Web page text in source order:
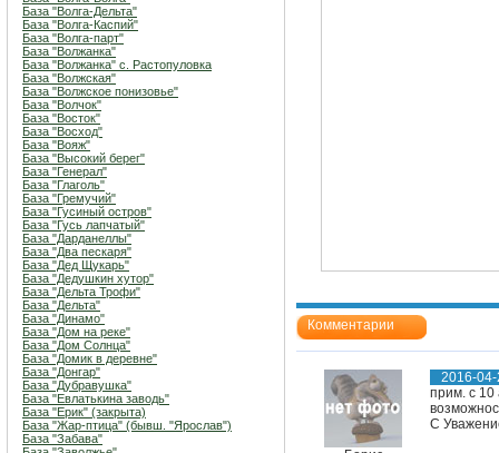
База "Волга-Дельта"
База "Волга-Каспий"
База "Волга-парт"
База "Волжанка"
База "Волжанка" с. Растопуловка
База "Волжская"
База "Волжское понизовье"
База "Волчок"
База "Восток"
База "Восход"
База "Вояж"
База "Высокий берег"
База "Генерал"
База "Глаголь"
База "Гремучий"
База "Гусиный остров"
База "Гусь лапчатый"
База "Дарданеллы"
База "Два пескаря"
База "Дед Щукарь"
База "Дедушкин хутор"
База "Дельта Трофи"
База "Дельта"
База "Динамо"
База "Дом на реке"
База "Дом Солнца"
База "Домик в деревне"
База "Донгар"
База "Дубравушка"
База "Евлатькина заводь"
База "Ерик" (закрыта)
База "Жар-птица" (бывш. "Ярослав")
База "Забава"
Комментарии
2016-
прим. с 10
С